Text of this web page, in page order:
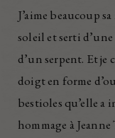
J’aime beaucoup
soleil et serti
d’un serpent. Et je
doigt en forme
bestioles qu’elle a
hommage à